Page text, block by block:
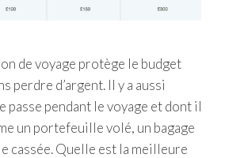
de voyage protège le budget
perdre d’argent. Il y a aussi
passe pendant le voyage et dont il
un portefeuille volé, un bagage
cassée. Quelle est la meilleure